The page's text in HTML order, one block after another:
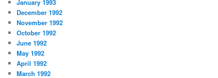
January 1993
December 1992
November 1992
October 1992
June 1992
May 1992
April 1992
March 1992